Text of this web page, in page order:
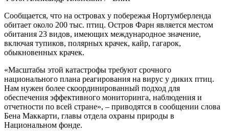
Сообщается, что на островах у побережья Нортумберленда
обитает около 200 тыс. птиц. Остров Фарн является местом
обитания 23 видов, имеющих международное значение,
включая тупиков, полярных крачек, кайр, гагарок,
обыкновенных крачек.
«Масштабы этой катастрофы требуют срочного
национального плана реагирования на вирус у диких птиц.
Нам нужен более скоординированный подход для
обеспечения эффективного мониторинга, наблюдения и
отчетности по всей стране», – приводятся в сообщении слова
Бена Маккарти, главы отдела охраны природы в
Национальном фонде.